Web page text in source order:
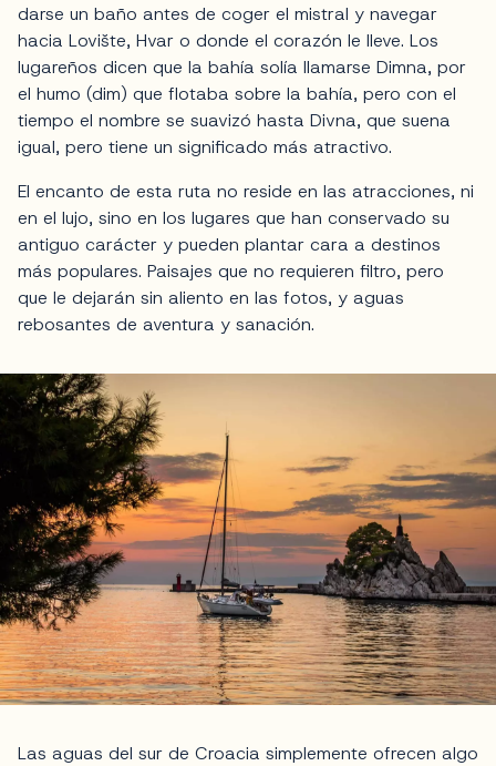
darse un baño antes de coger el mistral y navegar
hacia Lovište, Hvar o donde el corazón le lleve. Los
lugareños dicen que la bahía solía llamarse Dimna, por
el humo (dim) que flotaba sobre la bahía, pero con el
tiempo el nombre se suavizó hasta Divna, que suena
igual, pero tiene un significado más atractivo.
El encanto de esta ruta no reside en las atracciones, ni
en el lujo, sino en los lugares que han conservado su
antiguo carácter y pueden plantar cara a destinos
más populares. Paisajes que no requieren filtro, pero
que le dejarán sin aliento en las fotos, y aguas
rebosantes de aventura y sanación.
Las aguas del sur de Croacia simplemente ofrecen algo